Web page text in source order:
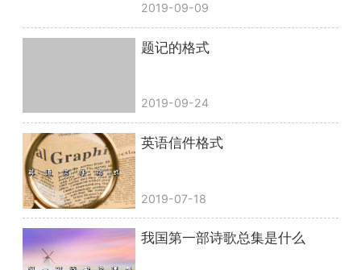
2019-09-09
题记的格式
2019-09-24
英语信件格式
2019-07-18
我国第一部诗歌总集是什么